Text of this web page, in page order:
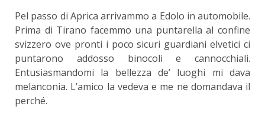
Pel passo di Aprica arrivammo a Edolo in automobile.
Prima di Tirano facemmo una puntarella al confine
svizzero ove pronti i poco sicuri guardiani elvetici ci
puntarono addosso binocoli e cannocchiali.
Entusiasmandomi la bellezza de’ luoghi mi dava
melanconia. L’amico la vedeva e me ne domandava il
perché.